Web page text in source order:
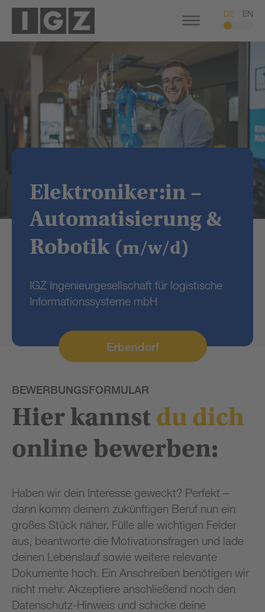
DE EN
Elektroniker:in –
Automatisierung &
Robotik (m/w/d)
IGZ Ingenieurgesellschaft für logistische
Informationssysteme mbH
Erbendorf
BEWERBUNGSFORMULAR
Hier kannst du dich
online bewerben:
Haben wir dein Interesse geweckt? Perfekt –
dann komm deinem zukünftigen Beruf nun ein
großes Stück näher. Fülle alle wichtigen Felder
aus, beantworte die Motivationsfragen und lade
deinen Lebenslauf sowie weitere relevante
Dokumente hoch. Ein Anschreiben benötigen wir
nicht mehr. Akzeptiere anschließend noch den
Datenschutz-Hinweis und schicke deine